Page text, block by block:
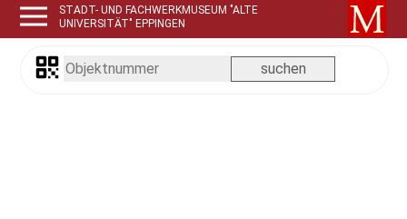
STADT- UND FACHWERKMUSEUM "ALTE
UNIVERSITÄT" EPPINGEN